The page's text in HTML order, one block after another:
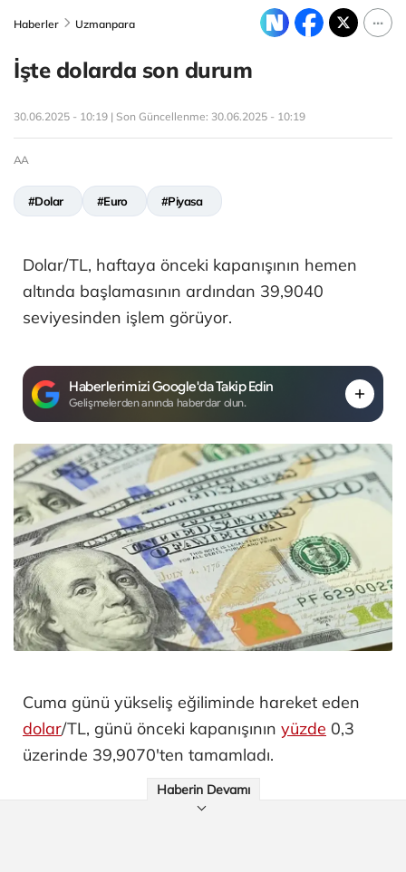
Haberler Uzmanpara
İşte dolarda son durum
30.06.2025 - 10:19 | Son Güncellenme: 30.06.2025 - 10:19
AA
#Dolar #Euro #Piyasa
Dolar/TL, haftaya önceki kapanışının hemen
altında başlamasının ardından 39,9040
seviyesinden işlem görüyor.
Haberlerimizi Google'da Takip Edin
Gelişmelerden anında haberdar olun.
Cuma günü yükseliş eğiliminde hareket eden
dolar/TL, günü önceki kapanışının yüzde 0,3
üzerinde 39,9070'ten tamamladı.
Haberin Devamı